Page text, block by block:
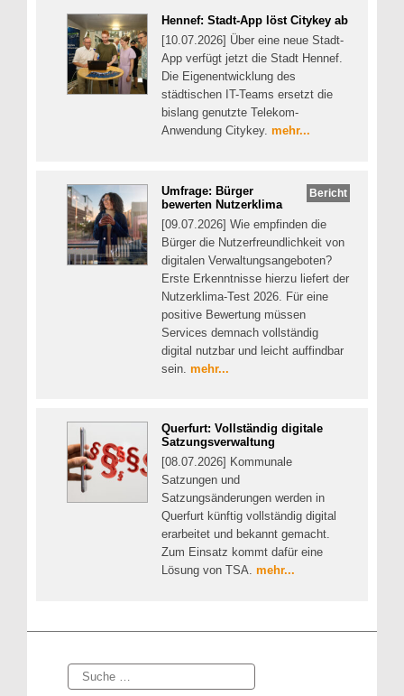
Hennef: Stadt-App löst Citykey ab
[10.07.2026] Über eine neue Stadt-
App verfügt jetzt die Stadt Hennef.
Die Eigenentwicklung des
städtischen IT-Teams ersetzt die
bislang genutzte Telekom-
Anwendung Citykey. mehr...
Bericht
Umfrage: Bürger
bewerten Nutzerklima
[09.07.2026] Wie empfinden die
Bürger die Nutzerfreundlichkeit von
digitalen Verwaltungsangeboten?
Erste Erkenntnisse hierzu liefert der
Nutzerklima-Test 2026. Für eine
positive Bewertung müssen
Services demnach vollständig
digital nutzbar und leicht auffindbar
sein. mehr...
Querfurt: Vollständig digitale
Satzungsverwaltung
[08.07.2026] Kommunale
Satzungen und
Satzungsänderungen werden in
Querfurt künftig vollständig digital
erarbeitet und bekannt gemacht.
Zum Einsatz kommt dafür eine
Lösung von TSA. mehr...
Suche